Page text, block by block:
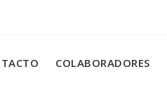
COLABORADORES